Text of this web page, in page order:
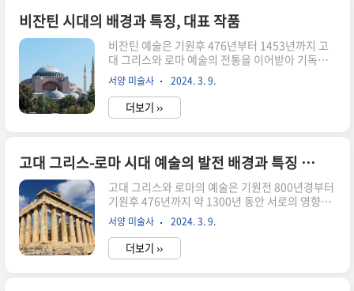
술적 혁신의 결합으로써 유럽 예술의 새로운 시대
를 열었습니다. 이 시대는 중세의 어두운 시기에서
벗어나 인간 중심의 세계관과 인문주의적인 가치를
강조하는 시대로서, 예술과 문화에 큰 영향을 미쳤
습니다. 르네상스 예술의 목표 르네상스 시대의 예
술은 고대 그리스와 로마의 예술에 대한 부활을 목
표로 하였으며, 고전적인 아름다움과..
비잔틴 시대의 배경과 특징, 대표 작품
비잔틴 예술은 기원후 476년부터 1453년까지 고
대 그리스와 로마 예술의 전통을 이어받아 기독교
적 요소를 결합하여 발전한 예술 양식입니다. 이는
로마 제국의 붕괴와 동반되어 기독교의 수용과 발
전이 일어난 4세기부터 시작되었습니다. 아래에서
비잔틴 시대 예술 발전의 역사적 배경, 예술적 특
확산: 로마 제국의 붕괴로 기독교가 공식 종교로 수
용되며, 그에 따라 기독교적 주제가 예술 작품에 포
함되었습니다. - 로마와 동아시아 문화의 영향: 로
마의 서쪽과 동아시아의 문화와 접촉하면서, 예술
적 기법과 기술이 전파되었습니다. - 궁궐과 교회의
발전: 로마 제국의 붕괴로 인해 신성한 건축물인 교
회가 중요시되며, 이..
서양 미술사 2024. 3. 9.
더보기 ››
고대 그리스-로마 시대 예술의 발전 배경과 특징 및 대표 작품 소개
고대 그리스와 로마의 예술은 기원전 800년경부터
기원후 476년까지 약 1300년 동안 서로의 영향을
받으면서도 각각의 독특한 특성을 이루고 있습니
다. 예술의 발전 배경과 특징, 대표적인 작품 및 작
품 분석에 대해 자세히 살펴보겠습니다. 고대 그리
스 시대 예술의 발전 배경과 특징 고대 그리스의 예
서양 미술사 2024. 3. 9.
더보기 ››